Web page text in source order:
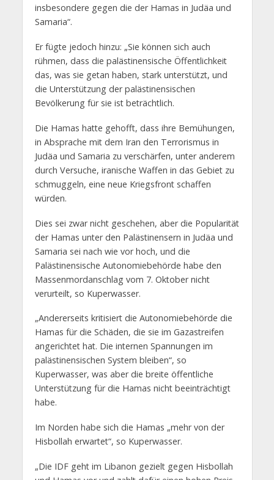
insbesondere gegen die der Hamas in Judäa und
Samaria“.
Er fügte jedoch hinzu: „Sie können sich auch
rühmen, dass die palästinensische Öffentlichkeit
das, was sie getan haben, stark unterstützt, und
die Unterstützung der palästinensischen
Bevölkerung für sie ist beträchtlich.
Die Hamas hatte gehofft, dass ihre Bemühungen,
in Absprache mit dem Iran den Terrorismus in
Judäa und Samaria zu verschärfen, unter anderem
durch Versuche, iranische Waffen in das Gebiet zu
schmuggeln, eine neue Kriegsfront schaffen
würden.
Dies sei zwar nicht geschehen, aber die Popularität
der Hamas unter den Palästinensern in Judäa und
Samaria sei nach wie vor hoch, und die
Palästinensische Autonomiebehörde habe den
Massenmordanschlag vom 7. Oktober nicht
verurteilt, so Kuperwasser.
„Andererseits kritisiert die Autonomiebehörde die
Hamas für die Schäden, die sie im Gazastreifen
angerichtet hat. Die internen Spannungen im
palästinensischen System bleiben“, so
Kuperwasser, was aber die breite öffentliche
Unterstützung für die Hamas nicht beeinträchtigt
habe.
Im Norden habe sich die Hamas „mehr von der
Hisbollah erwartet“, so Kuperwasser.
„Die IDF geht im Libanon gezielt gegen Hisbollah